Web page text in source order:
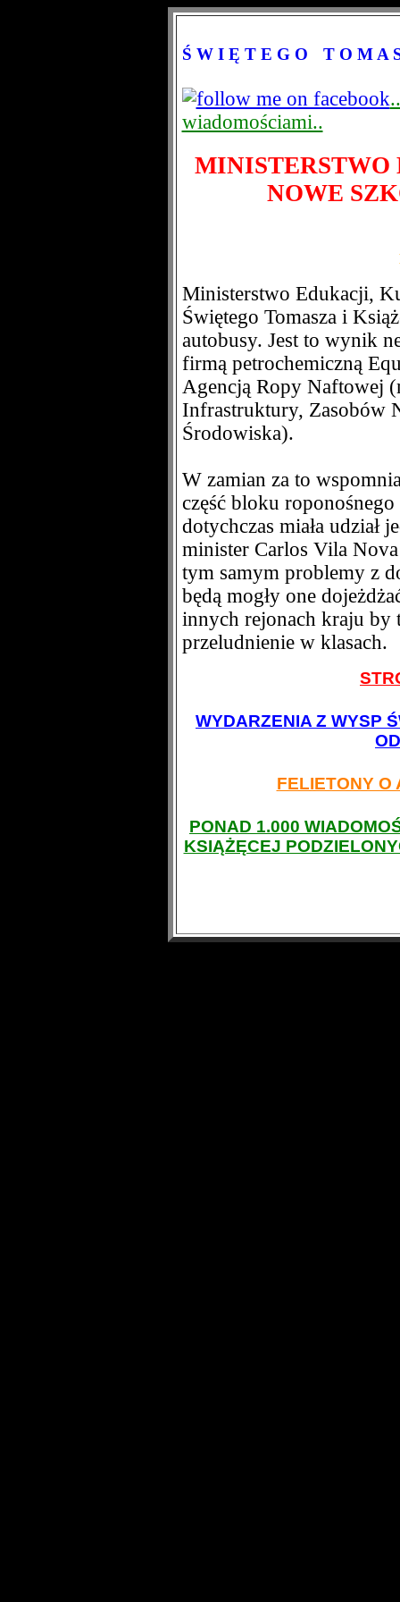
Ś W I Ę T E G O T O M A
wiadomościami..
NOWE
Ministerstwo Edukacji,
Świętego Tomasza i
autobusy. Jest to wynik
firmą petrochemiczną
Agencją Ropy Naftowej
Infrastruktury, Zasobów
Środowiska).
W zamian za to
część bloku
dotychczas miała udział
minister Carlos Vila
tym samym problemy z
będą mogły one
innych rejonach kraju by
przeludnienie w klasach.
WYDARZENIA Z WYSP
FELIETONY O
PONAD 1.000
KSIĄŻĘCEJ